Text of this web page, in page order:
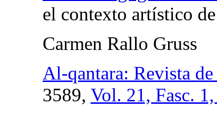
el contexto artístico
Carmen Rallo Gruss
Al-qantara: Revista de
3589, Vol. 21, Fasc.